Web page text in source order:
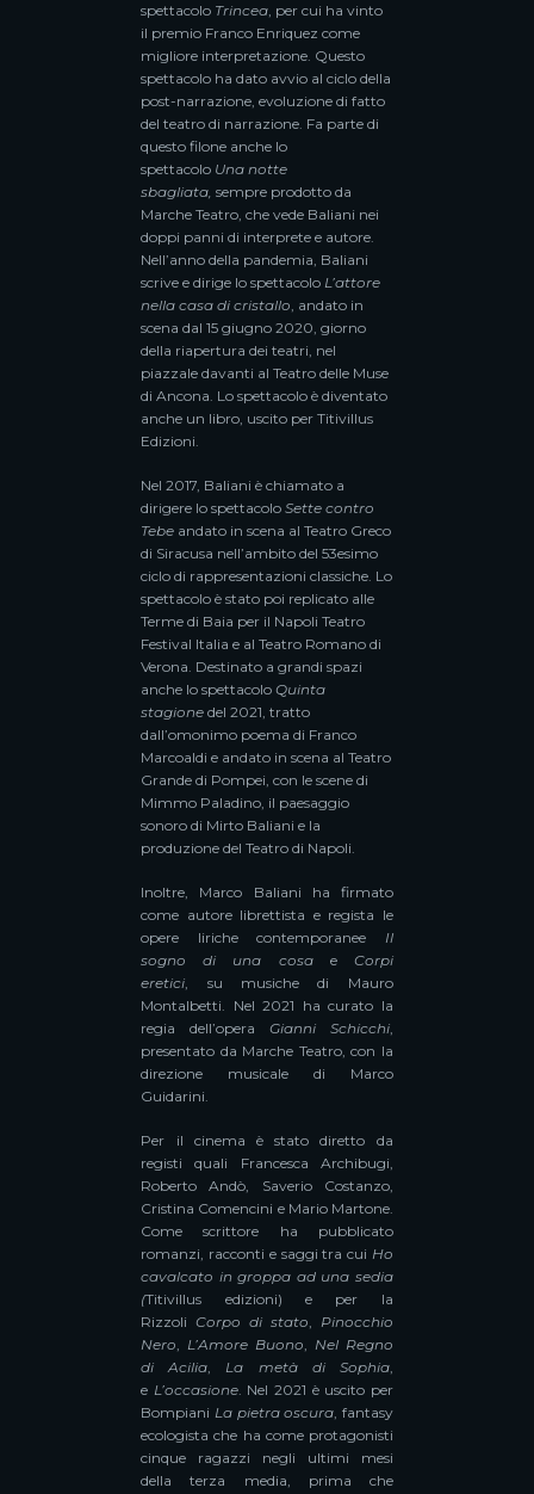
spettacolo Trincea, per cui ha vinto
il premio Franco Enriquez come
migliore interpretazione. Questo
spettacolo ha dato avvio al ciclo della
post-narrazione, evoluzione di fatto
del teatro di narrazione. Fa parte di
questo filone anche lo
spettacolo Una notte
sbagliata,sempre prodotto da
Marche Teatro, che vede Baliani nei
doppi panni di interprete e autore.
Nell’anno della pandemia, Baliani
scrive e dirige lo spettacolo L’attore
nella casa di cristallo, andato in
scena dal 15 giugno 2020, giorno
della riapertura dei teatri, nel
piazzale davanti al Teatro delle Muse
di Ancona. Lo spettacolo è diventato
anche un libro, uscito per Titivillus
Edizioni.
Nel 2017, Baliani è chiamato a
dirigere lo spettacoloSette contro
Tebe andato in scena al Teatro Greco
di Siracusa nell’ambito del 53esimo
ciclo di rappresentazioni classiche. Lo
spettacolo è stato poi replicato alle
Terme di Baia per il Napoli Teatro
Festival Italia e al Teatro Romano di
Verona. Destinato a grandi spazi
anche lo spettacoloQuinta
stagione del 2021, tratto
dall’omonimo poema di Franco
Marcoaldi e andato in scena al Teatro
Grande di Pompei, con le scene di
Mimmo Paladino, il paesaggio
sonoro di Mirto Baliani e la
produzione del Teatro di Napoli.
Inoltre, Marco Baliani ha firmato
come autore librettista e regista le
opere liriche contemporanee Il
sogno di una cosa eCorpi
eretici,
su musiche di Mauro
Montalbetti. Nel 2021 ha curato la
regia dell’opera Gianni Schicchi,
presentato da Marche Teatro, con la
direzione musicale di Marco
Guidarini.
Per il cinema è stato diretto da
registi quali Francesca Archibugi,
Roberto Andò, Saverio Costanzo,
Cristina Comencini e Mario Martone.
Come scrittore ha pubblicato
romanzi, racconti e saggi tra cui Ho
cavalcato in groppa ad una sedia
(Titivillus edizioni) e per la
RizzoliCorpo di stato, Pinocchio
Nero, L’Amore Buono, Nel Regno
di Acilia, La metà di Sophia,
e L’occasione. Nel 2021 è uscito per
Bompiani La pietra oscura, fantasy
ecologista che ha come protagonisti
cinque ragazzi negli ultimi mesi
della terza media, prima che